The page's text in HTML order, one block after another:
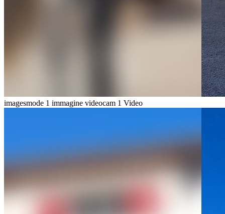
imagesmode 1 immagine videocam 1 Video